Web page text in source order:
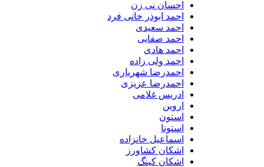
احسان نی زن
احمد ابوذر خانی فرد
احمد سعیدی
احمد صفایی
احمد هادی
احمد ولی زاده
احمدرضا شهریاری
احمدرضا عزیزی
ادریس غلامی
اروین
استون
استونا
اسماعیل خانزاده
اشکان کشاورز
اشکان کینگ